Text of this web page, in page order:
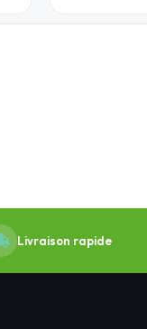
Livraison rapide